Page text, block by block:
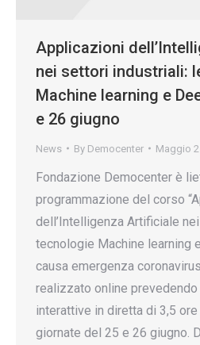
Applicazioni
nei settori industriali:
Machine learning e
e 26 giugno
News By Democenter Maggio
Fondazione Democenter è
programmazione del corso
dell’Intelligenza Artificiale
tecnologie Machine learning
causa emergenza
realizzato online
interattive in diretta di 3,5
giornate del 25 e 26 giugno.